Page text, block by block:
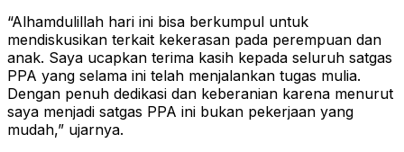
“Alhamdulillah hari ini bisa berkumpul untuk
mendiskusikan terkait kekerasan pada perempuan dan
anak. Saya ucapkan terima kasih kepada seluruh satgas
PPA yang selama ini telah menjalankan tugas mulia.
Dengan penuh dedikasi dan keberanian karena menurut
saya menjadi satgas PPA ini bukan pekerjaan yang
mudah,” ujarnya.